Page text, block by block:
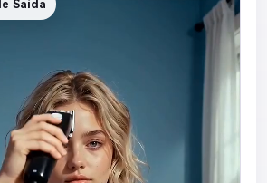
de cabelo passo a passo, com
visíveis aparecendo
cabeludo. O cabelo cai
pequenos fios e partículas. Inclua
da máquina se movendo pela
realista da textura do couro
sutil da cabeça e movimento
movimento de câmera
Saída